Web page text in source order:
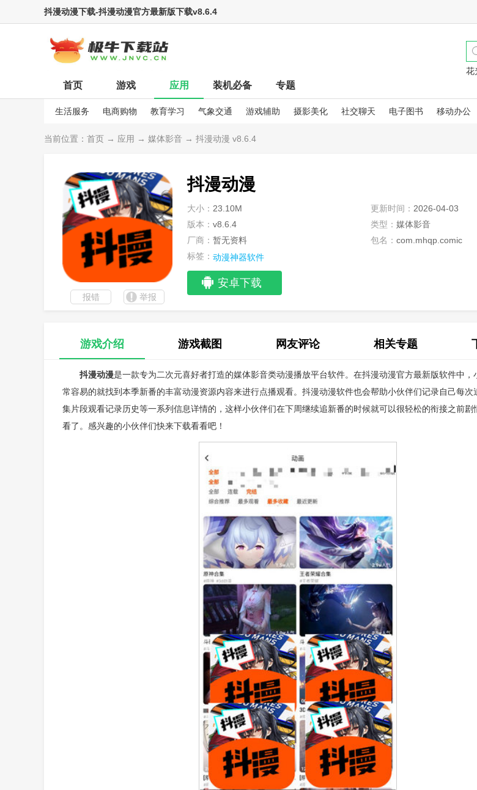
抖漫动漫下载-抖漫动漫官方最新版下载v8.6.4
花
首页 游戏 应用 装机必备 专题
生活服务 电商购物 教育学习 气象交通 游戏辅助 摄影美化 社交聊天 电子图书 移动办公
娱乐资讯
当前位置： 首页 → 应用 → 媒体影音 → 抖漫动漫 v8.6.4
抖漫动漫
大小： 23.10M 更新时间： 2026-04-03
版本： v8.6.4 类型： 媒体影音
厂商： 暂无资料 包名： com.mhqp.comic
标签： 动漫神器软件
安卓下载
报错 举报
游戏介绍 游戏截图 网友评论
(0)
相关专题
抖漫动漫是一款专为二次元喜好者打造的媒体影音类动漫播放平台软件。在抖漫动漫官方最新版软件中，
常容易的就找到本季新番的丰富动漫资源内容来进行点播观看。抖漫动漫软件也会帮助小伙伴们记录自己每次
集片段观看记录历史等一系列信息详情的，这样小伙伴们在下周继续追新番的时候就可以很轻松的衔接之前剧
看了。感兴趣的小伙伴们快来下载看看吧！